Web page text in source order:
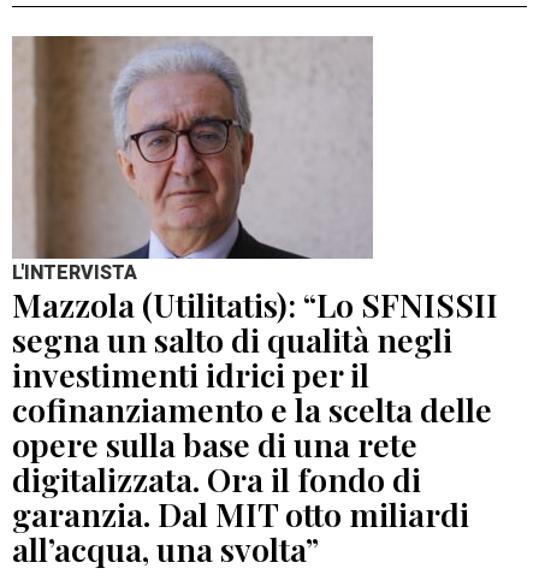
L'INTERVISTA
Mazzola (Utilitatis): “Lo SFNISSII
segna un salto di qualità negli
investimenti idrici per il
cofinanziamento e la scelta delle
opere sulla base di una rete
digitalizzata. Ora il fondo di
garanzia. Dal MIT otto miliardi
all’acqua, una svolta”